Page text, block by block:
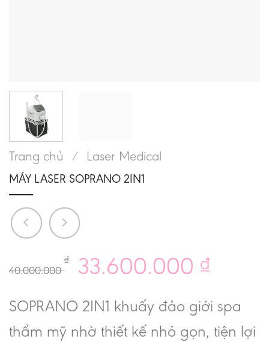
Trang chủ / Laser Medical
MÁY LASER SOPRANO 2IN1
40.000.000
₫ 33.600.000 ₫
SOPRANO 2IN1 khuấy đảo giới spa
thẩm mỹ nhờ thiết kế nhỏ gọn, tiện lợi